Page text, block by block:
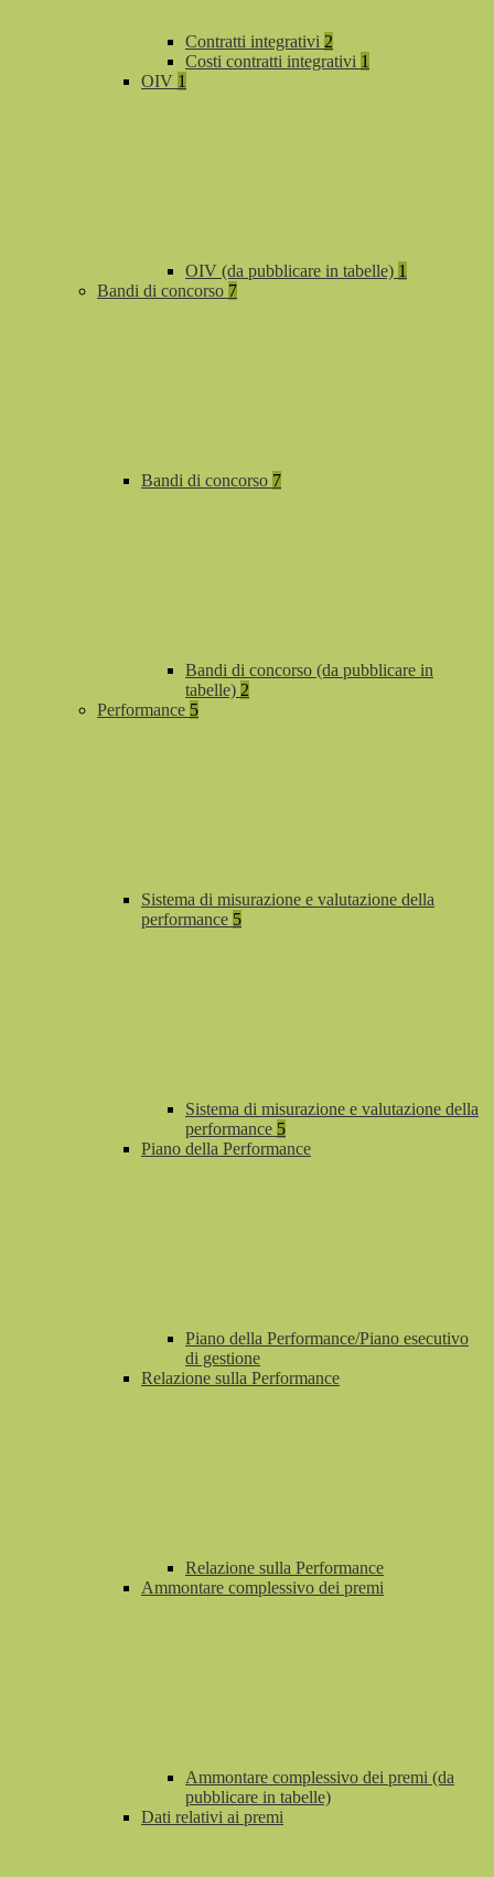
Contratti integrativi 2
Costi contratti integrativi 1
OIV 1
OIV (da pubblicare in tabelle) 1
Bandi di concorso 7
Bandi di concorso 7
Bandi di concorso (da pubblicare in
tabelle) 2
Performance 5
Sistema di misurazione e valutazione della
performance 5
Sistema di misurazione e valutazione della
performance 5
Piano della Performance
Piano della Performance/Piano esecutivo
di gestione
Relazione sulla Performance
Relazione sulla Performance
Ammontare complessivo dei premi
Ammontare complessivo dei premi (da
pubblicare in tabelle)
Dati relativi ai premi